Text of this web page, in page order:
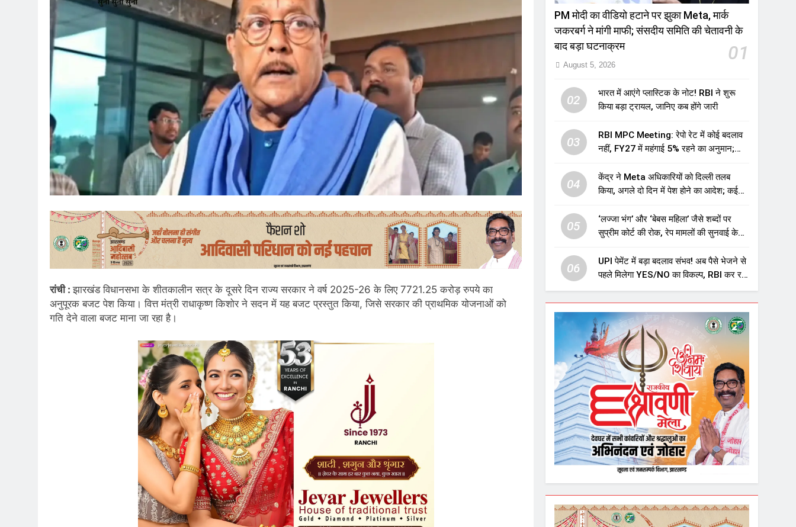
रांची :झारखंड विधानसभा के शीतकालीन सत्र के दूसरे दिन राज्य सरकार ने वर्ष 2025-26 के लिए 7721.25 करोड़ रुपये का
अनुपूरक बजट पेश किया। वित्त मंत्री राधाकृष्ण किशोर ने सदन में यह बजट प्रस्तुत किया, जिसे सरकार की प्राथमिक योजनाओं को
गति देने वाला बजट माना जा रहा है।
PM मोदी का वीडियो हटाने पर झुका Meta, मार्क
जकरबर्ग ने मांगी माफी; संसदीय समिति की चेतावनी के
बाद बड़ा घटनाक्रम
01
August 5, 2026
02
भारत में आएंगे प्लास्टिक के नोट! RBI ने शुरू
किया बड़ा ट्रायल, जानिए कब होंगे जारी
03
RBI MPC Meeting: रेपो रेट में कोई बदलाव
नहीं, FY27 में महंगाई 5% रहने का अनुमान;
04
केंद्र ने Meta अधिकारियों को दिल्ली तलब
किया, अगले दो दिन में पेश होने का आदेश; कई
05
‘लज्जा भंग’ और ‘बेबस महिला’ जैसे शब्दों पर
सुप्रीम कोर्ट की रोक, रेप मामलों की सुनवाई के
06
UPI पेमेंट में बड़ा बदलाव संभव! अब पैसे भेजने से
पहले मिलेगा YES/NO का विकल्प, RBI कर रहा
विचार